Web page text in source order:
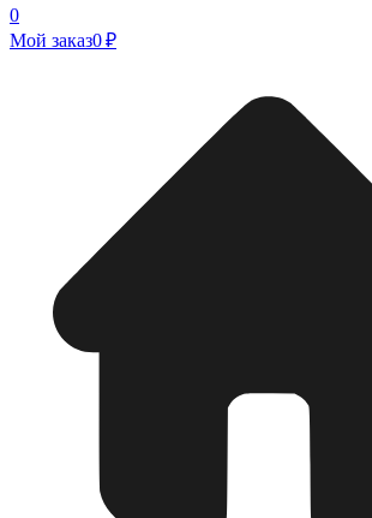
0
Мой заказ0 ₽